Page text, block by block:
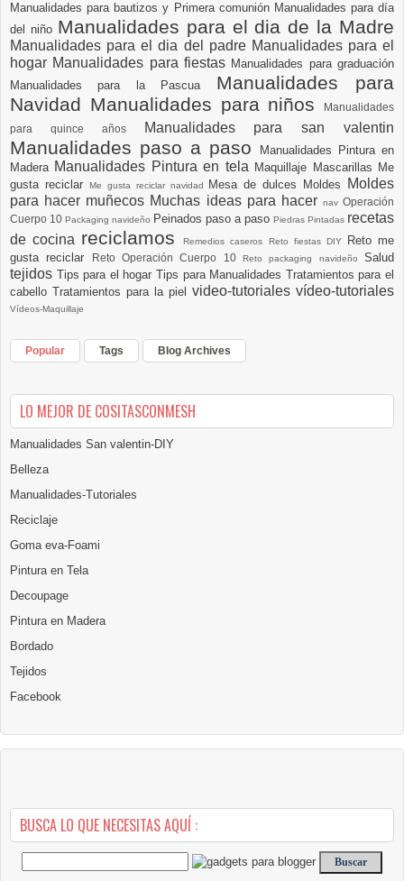
Manualidades para bautizos y Primera comunión Manualidades para día
del niño Manualidades para el dia de la Madre
Manualidades para el dia del padre Manualidades para el
hogar Manualidades para fiestas Manualidades para graduación
Manualidades para la Pascua Manualidades para
Navidad Manualidades para niños
Manualidades
para quince años
Manualidades para san valentin
Manualidades paso a paso
Manualidades Pintura en
Madera Manualidades Pintura en tela Maquillaje Mascarillas Me
gusta reciclar
Me gusta reciclar navidad Mesa de dulces Moldes
Moldes
para hacer muñecos Muchas ideas para hacer nav Operación
Cuerpo 10 Packaging navideño Peinados paso a paso Piedras Pintadas recetas
de cocina reciclamosRemedios caseros Reto fiestas DIY
Reto me
gusta reciclar
Reto Operación Cuerpo 10Reto packaging navideñoSalud
tejidos Tips para el hogarTips para Manualidades Tratamientos para el
cabello Tratamientos para la piel video-tutoriales vídeo-tutoriales
Vídeos-Maquillaje
Popular Tags Blog Archives
LO MEJOR DE COSITASCONMESH
Manualidades San valentin-DIY
Belleza
Manualidades-Tutoriales
Reciclaje
Goma eva-Foami
Pintura en Tela
Decoupage
Pintura en Madera
Bordado
Tejidos
Facebook
BUSCA LO QUE NECESITAS AQUÍ :